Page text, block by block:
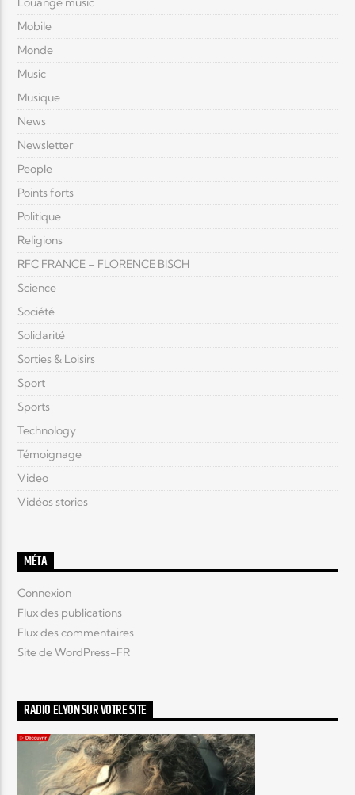
Mobile
Monde
Music
Musique
News
Newsletter
People
Points forts
Politique
Religions
RFC FRANCE – FLORENCE BISCH
Science
Société
Solidarité
Sorties & Loisirs
Sport
Sports
Technology
Témoignage
Video
Vidéos stories
MÉTA
Connexion
Flux des publications
Flux des commentaires
Site de WordPress-FR
RADIO ELYON SUR VOTRE SITE